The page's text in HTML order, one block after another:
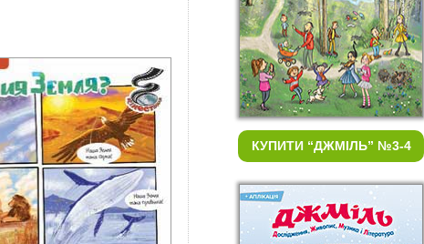
КУПИТИ “ДЖМІЛЬ” №3-4